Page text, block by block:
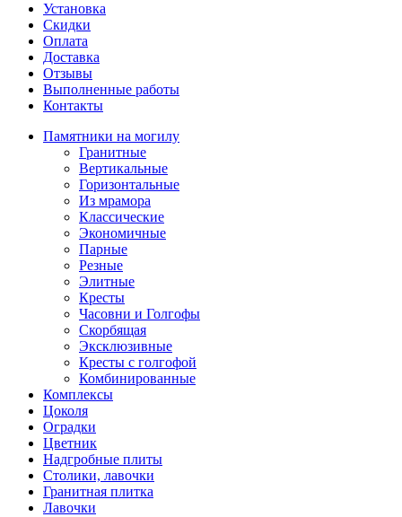
Установка
Скидки
Оплата
Доставка
Отзывы
Выполненные работы
Контакты
Памятники на могилу
Гранитные
Вертикальные
Горизонтальные
Из мрамора
Классические
Экономичные
Парные
Резные
Элитные
Кресты
Часовни и Голгофы
Скорбящая
Эксклюзивные
Кресты с голгофой
Комбинированные
Комплексы
Цоколя
Оградки
Цветник
Надгробные плиты
Столики, лавочки
Гранитная плитка
Лавочки